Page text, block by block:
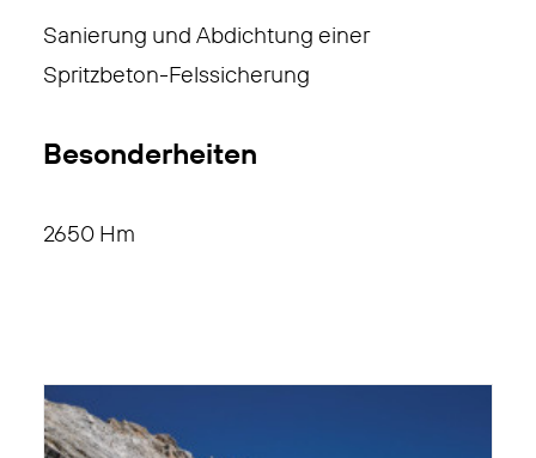
Sanierung und Abdichtung einer
Spritzbeton-Felssicherung
Besonderheiten
2650 Hm